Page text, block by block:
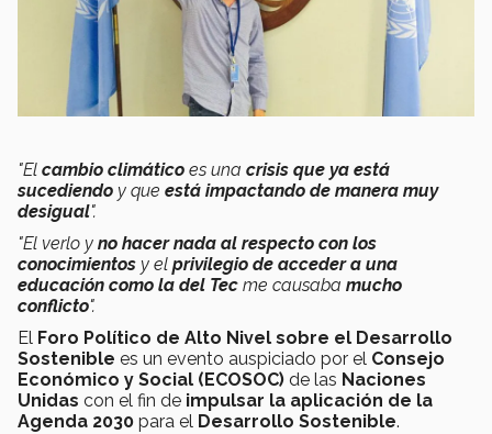
"El cambio climático es una crisis que ya está
sucediendo y que está impactando de manera muy
desigual".
"El verlo y no hacer nada al respecto con los
conocimientos y el privilegio de acceder a una
educación como la del Tec me causaba mucho
conflicto".
El Foro Político de Alto Nivel sobre el Desarrollo
Sostenible es un evento auspiciado por el Consejo
Económico y Social (ECOSOC) de las Naciones
Unidas con el fin de impulsar la aplicación de la
Agenda 2030 para el Desarrollo Sostenible.